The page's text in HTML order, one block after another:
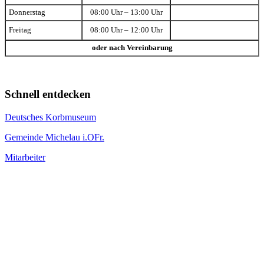
Donnerstag 08:00 Uhr – 13:00 Uhr
Freitag 08:00 Uhr – 12:00 Uhr
oder nach Vereinbarung
Schnell entdecken
Deutsches Korbmuseum
Gemeinde Michelau i.OFr.
Mitarbeiter